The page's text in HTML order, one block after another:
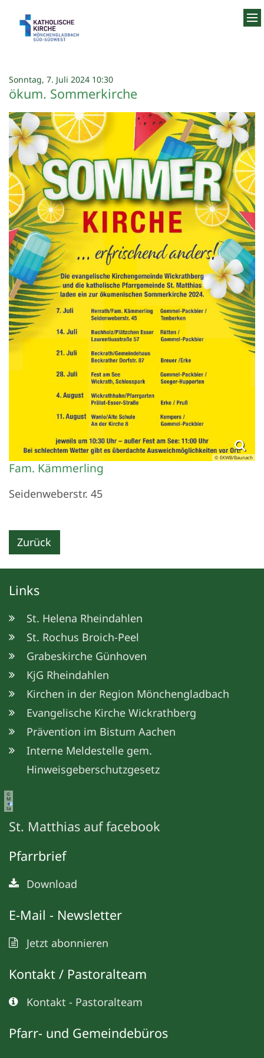
Sonntag, 7. Juli 2024 10:30:
ökum. Sommerkirche
© EKWB/Baunach
Fam. Kämmerling
Seidenweberstr. 45
Zurück
Links
St. Helena Rheindahlen
St. Rochus Broich-Peel
Grabeskirche Günhoven
KjG Rheindahlen
Kirchen in der Region Mönchengladbach
Evangelische Kirche Wickrathberg
Prävention im Bistum Aachen
Interne Meldestelle gem.
Hinweisgeberschutzgesetz
©
M
e
ta
St. Matthias auf facebook
Pfarrbrief
Download
E-Mail - Newsletter
Jetzt abonnieren
Kontakt / Pastoralteam
Kontakt - Pastoralteam
Pfarr- und Gemeindebüros